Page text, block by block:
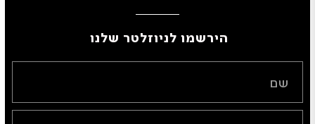
הירשמו לניוזלטר שלנו ​